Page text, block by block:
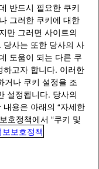
Repellent?
를 만들기 위해 물로
합물. (낮은 VOC)
반드시 필요한 쿠키
그러한 쿠키에 대한
만 그러면 사이트의
사는 또한 당사의 사
도움이 되는 다른 쿠
고자 합니다. 이러한
거나 쿠키 설정을 조
설정됩니다. 당사의
용은 아래의 “자세한
호정책에서 “쿠키 및
보호정책